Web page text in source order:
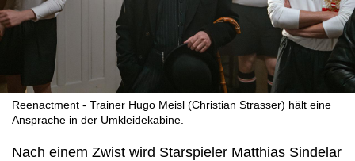
Reenactment - Trainer Hugo Meisl (Christian Strasser) hält eine
Ansprache in der Umkleidekabine.
Nach einem Zwist wird Starspieler Matthias Sindelar